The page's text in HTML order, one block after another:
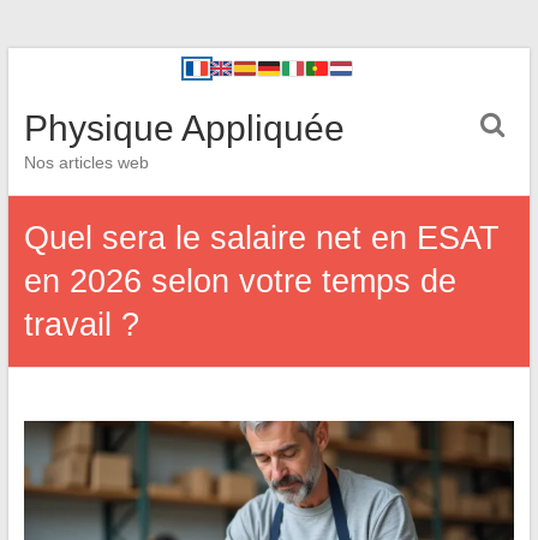
Physique Appliquée
Nos articles web
Quel sera le salaire net en ESAT
en 2026 selon votre temps de
travail ?